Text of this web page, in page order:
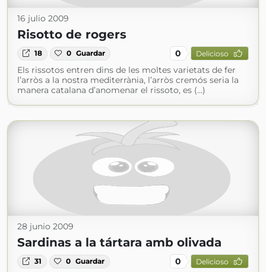
16 julio 2009
Risotto de rogers
18 0 Guardar 0 Delicioso
Els rissotos entren dins de les moltes varietats de fer
l’arròs a la nostra mediterrània, l’arròs cremós seria la
manera catalana d’anomenar el rissoto, es (...)
28 junio 2009
Sardinas a la tártara amb olivada
31 0 Guardar 0 Delicioso